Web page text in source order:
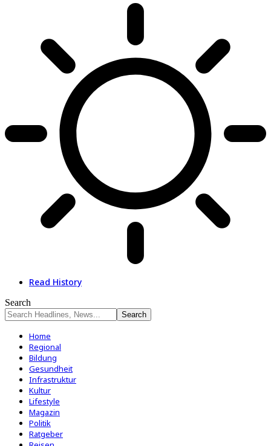
Read History
Search
Home
Regional
Bildung
Gesundheit
Infrastruktur
Kultur
Lifestyle
Magazin
Politik
Ratgeber